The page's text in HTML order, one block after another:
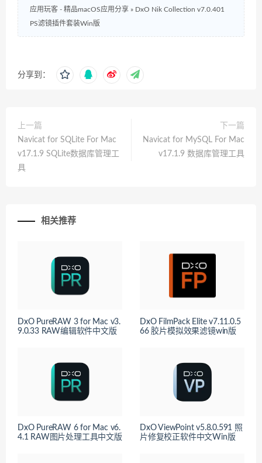
应用玩客 - 精品macOS应用分享 » DxO Nik Collection v7.0.401
PS滤镜插件套装Win版
分享到：
上一篇
Navicat for SQLite For Mac
v17.1.9 SQLite数据库管理工
具
下一篇
Navicat for MySQL For Mac
v17.1.9 数据库管理工具
相关推荐
DxO PureRAW 3 for Mac v3.
9.0.33 RAW编辑软件中文版
DxO FilmPack Elite v7.11.0.5
66 胶片模拟效果滤镜win版
DxO PureRAW 6 for Mac v6.
4.1 RAW图片处理工具中文版
DxO ViewPoint v5.8.0.591 照
片修复校正软件中文Win版